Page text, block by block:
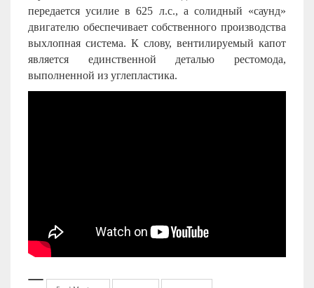
передается усилие в 625 л.с., а солидный «саунд»
двигателю обеспечивает собственного производства
выхлопная система. К слову, вентилируемый капот
является единственной деталью рестомода,
выполненной из углепластика.